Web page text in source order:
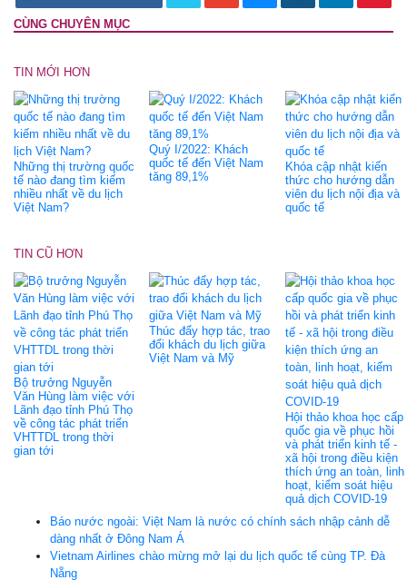
CÙNG CHUYÊN MỤC
TIN MỚI HƠN
Những thị trường quốc
tế nào đang tìm kiếm
nhiều nhất về du lịch
Việt Nam?
Quý I/2022: Khách
quốc tế đến Việt Nam
tăng 89,1%
Khóa cập nhật kiến
thức cho hướng dẫn
viên du lịch nội địa và
quốc tế
TIN CŨ HƠN
Bộ trưởng Nguyễn
Văn Hùng làm việc với
Lãnh đạo tỉnh Phú Thọ
về công tác phát triển
VHTTDL trong thời
gian tới
Thúc đẩy hợp tác, trao
đổi khách du lịch giữa
Việt Nam và Mỹ
Hội thảo khoa học cấp
quốc gia về phục hồi
và phát triển kinh tế -
xã hội trong điều kiện
thích ứng an toàn, linh
hoạt, kiểm soát hiệu
quả dịch COVID-19
Báo nước ngoài: Việt Nam là nước có chính sách nhập cảnh dễ
dàng nhất ở Đông Nam Á
Vietnam Airlines chào mừng mở lại du lịch quốc tế cùng TP. Đà
Nẵng